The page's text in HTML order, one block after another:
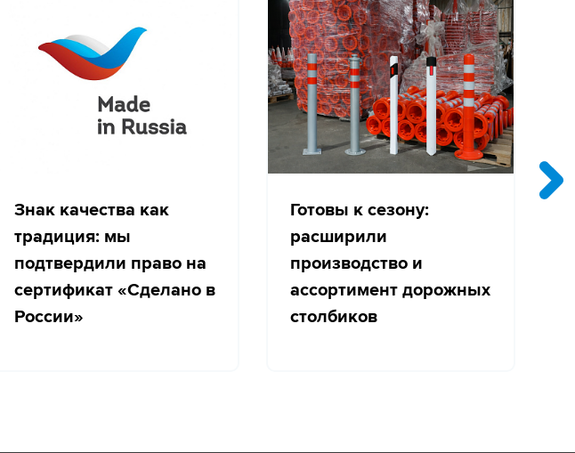
Знак качества как
традиция: мы
подтвердили право на
сертификат «Сделано в
России»
Готовы к сезону:
расширили
производство и
ассортимент дорожных
столбиков